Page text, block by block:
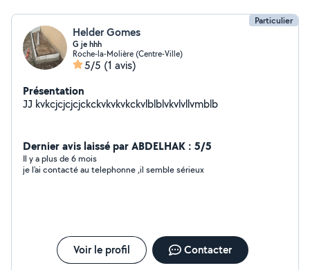
Particulier
Helder Gomes
G je hhh
Roche-la-Molière (Centre-Ville)
5/5 (1 avis)
Présentation
JJ kvkcjcjcjcjckckvkvkvkckvlblblvkvlvllvmblb
Dernier avis laissé par ABDELHAK : 5/5
Il y a plus de 6 mois
je l'ai contacté au telephonne ,il semble sérieux
Voir le profil Contacter